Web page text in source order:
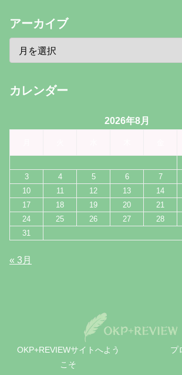
アーカイブ
カレンダー
2026年8月
3
4 5 6 7
10
11 12 13 14
17
18 19 20 21
24
25 26 27 28
31
« 3月
OKP+REVIEWサイトへよう
こそ
プ